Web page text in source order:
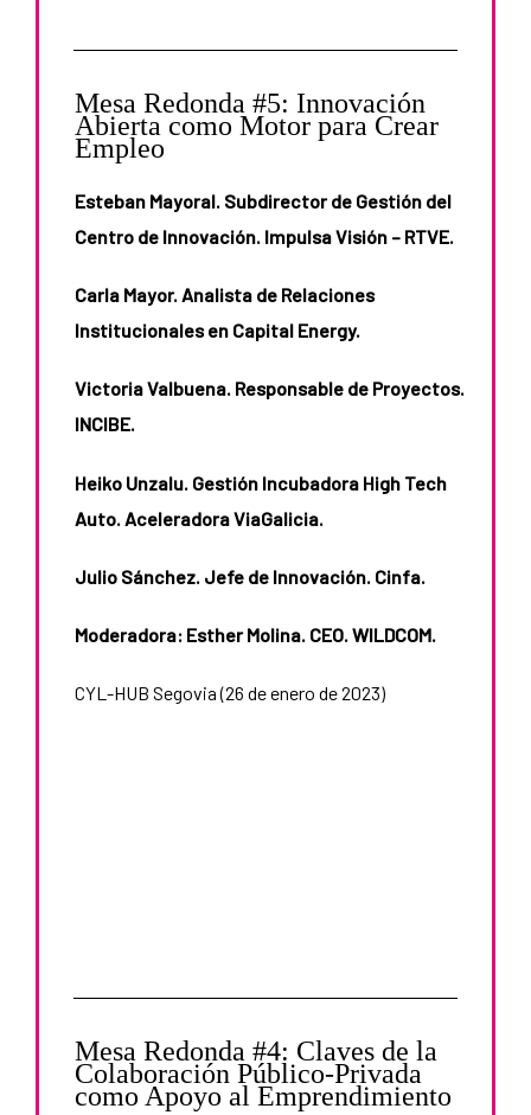
Mesa Redonda #5: Innovación
Abierta como Motor para Crear
Empleo
Esteban Mayoral. Subdirector de Gestión del
Centro de Innovación. Impulsa Visión – RTVE.
Carla Mayor. Analista de Relaciones
Institucionales en Capital Energy.
Victoria Valbuena. Responsable de Proyectos.
INCIBE.
Heiko Unzalu. Gestión Incubadora High Tech
Auto. Aceleradora ViaGalicia.
Julio Sánchez. Jefe de Innovación. Cinfa.
Moderadora: Esther Molina. CEO. WILDCOM.
CYL-HUB Segovia (26 de enero de 2023)
Mesa Redonda #4: Claves de la
Colaboración Público-Privada
como Apoyo al Emprendimiento